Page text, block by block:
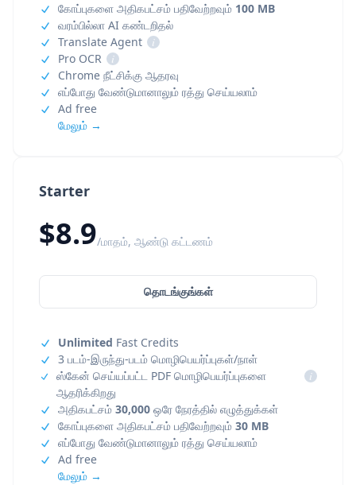
Starter
$8.9/மாதம், ஆண்டு கட்டணம்
தொடங்குங்கள்
Unlimited Fast Credits
3 படம்-இருந்து-படம் மொழிபெயர்ப்புகள்/நாள்
ஸ்கேன் செய்யப்பட்ட PDF மொழிபெயர்ப்புகளை
ஆதரிக்கிறது
i
அதிகபட்சம் 30,000 ஒரே நேரத்தில் எழுத்துக்கள்
கோப்புகளை அதிகபட்சம் பதிவேற்றவும் 30 MB
எப்போது வேண்டுமானாலும் ரத்து செய்யலாம்
Ad free
மேலும் →
கோப்புகளை அதிகபட்சம் பதிவேற்றவும் 100 MB
வரம்பில்லா AI கண்டறிதல்
Translate Agent
i
Pro OCR
i
Chrome நீட்சிக்கு ஆதரவு
எப்போது வேண்டுமானாலும் ரத்து செய்யலாம்
Ad free
மேலும் →